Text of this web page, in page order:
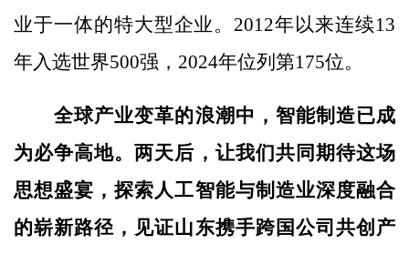
业于一体的特大型企业。2012年以来连续13
年入选世界500强，2024年位列第175位。
全球产业变革的浪潮中，智能制造已成
为必争高地。两天后，让我们共同期待这场
思想盛宴，探索人工智能与制造业深度融合
的崭新路径，见证山东携手跨国公司共创产